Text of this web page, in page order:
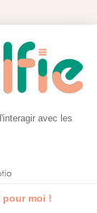
alfie
que de la
vite,
avec les
pour moi !